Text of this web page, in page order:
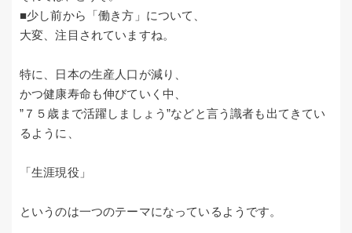
■少し前から「働き方」について、
大変、注目されていますね。
特に、日本の生産人口が減り、
かつ健康寿命も伸びていく中、
”７５歳まで活躍しましょう”などと言う識者も出てきてい
るように、
「生涯現役」
というのは一つのテーマになっているようです。